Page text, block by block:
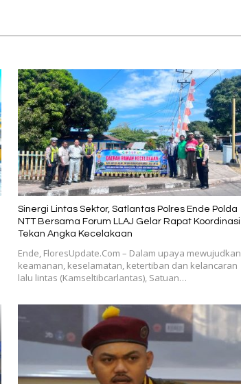
Sinergi Lintas Sektor, Satlantas Polres Ende Polda
NTT Bersama Forum LLAJ Gelar Rapat Koordinasi
Tekan Angka Kecelakaan
​Ende, FloresUpdate.Com – Dalam upaya mewujudkan
keamanan, keselamatan, ketertiban dan kelancaran
lalu lintas (Kamseltibcarlantas), Satuan…